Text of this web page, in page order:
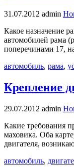
31.07.2012 admin
Какое назначение
автомобилей рама
поперечинами 17,
автомобиль, рама,
Крепление
29.07.2012 admin
Какие требования
маховика. Оба
двигателя,
автомобиль,